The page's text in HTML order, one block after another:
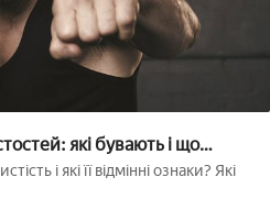
які бувають і що
і які її відмінні ознаки? Які